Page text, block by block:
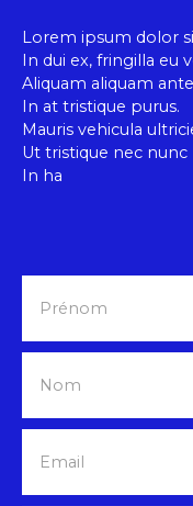
finale : 0 kWh/
dépenses
standard : entre 1
2021, 2022 et
Lorem ipsum dolor
In dui ex, fringilla eu
Aliquam aliquam
In at tristique purus.
Mauris vehicula
Ut tristique nec
In ha
Prénom
Nom
Email